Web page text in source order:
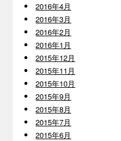
2016年4月
2016年3月
2016年2月
2016年1月
2015年12月
2015年11月
2015年10月
2015年9月
2015年8月
2015年7月
2015年6月